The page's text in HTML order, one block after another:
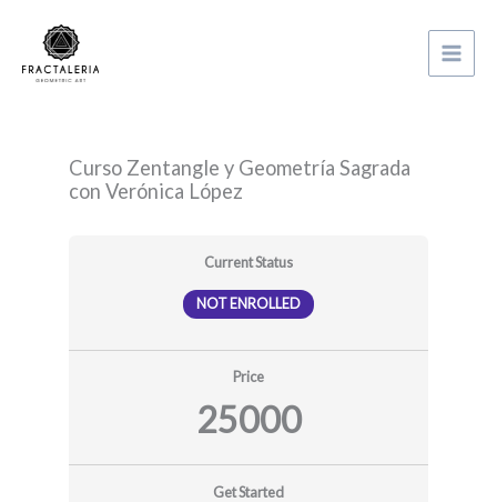
contenido
Curso Zentangle y Geometría Sagrada con Verónica López
Curso Zentangle y Geometría Sagrada
con Verónica López
Current Status
NOT ENROLLED
Price
25000
Get Started